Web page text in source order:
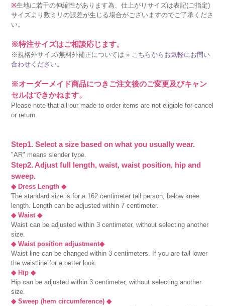
※生地に若干の伸縮性があります為、仕上がりサイズは表記(ご指定)
サイズより数ミリの誤差が生じる場合がございますのでご了承くださ
い。
※特注サイズはご相談応じます。
※規格外サイズ/無料外補正については » こちらからお気軽にお問い
合わせください。
※オーダーメイド商品につきご注文後のご変更及びキャン
セルはできかねます。
Please note that all our made to order items are not eligible for cancel
or return.
Step1. Select a size based on what you usually wear.
"AR" means slender type.
Step2. Adjust full length, waist, waist position, hip and
sweep.
◆ Dress Length ◆
The standard size is for a 162 centimeter tall person, below knee
length. Length can be adjusted within 7 centimeter.
◆ Waist ◆
Waist can be adjusted within 3 centimeter, without selecting another
size.
◆ Waist position adjustment◆
Waist line can be changed within 3 centimeters. If you are tall lower
the waistline for a better look.
◆ Hip ◆
Hip can be adjusted within 3 centimeter, without selecting another
size.
◆ Sweep (hem circumference) ◆